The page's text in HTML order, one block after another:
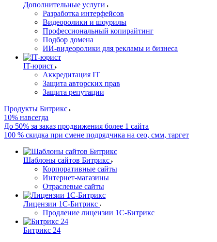
Дополнительные услуги
Разработка интерфейсов
Видеоролики и шоурилы
Профессиональный копирайтинг
Подбор домена
ИИ-видеоролики для рекламы и бизнеса
IT-юрист
Аккредитация IT
Защита авторских прав
Защита репутации
Продукты Битрикс
10% навсегда
До 50% за заказ продвижения более 1 сайта
100 % скидка при смене подрядчика на сео, смм, таргет
Шаблоны сайтов Битрикс
Корпоративные сайты
Интернет-магазины
Отраслевые сайты
Лицензии 1С-Битрикс
Продление лицензии 1С-Битрикс
Битрикс 24